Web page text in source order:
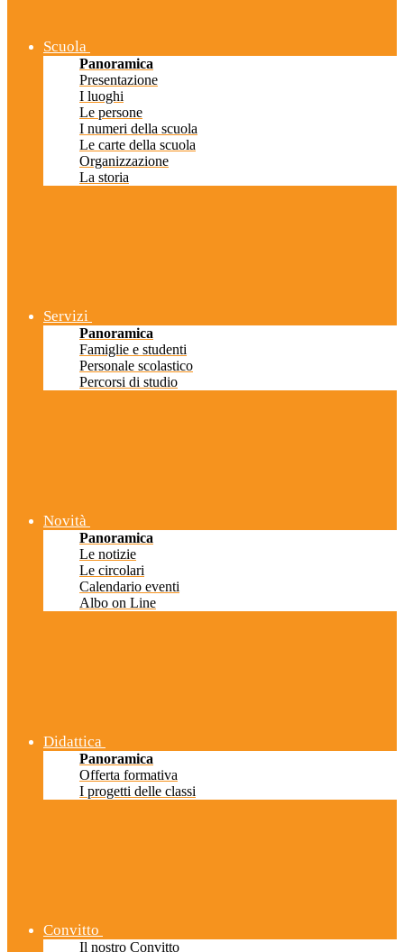
Scuola
Panoramica
Presentazione
I luoghi
Le persone
I numeri della scuola
Le carte della scuola
Organizzazione
La storia
Servizi
Panoramica
Famiglie e studenti
Personale scolastico
Percorsi di studio
Novità
Panoramica
Le notizie
Le circolari
Calendario eventi
Albo on Line
Didattica
Panoramica
Offerta formativa
I progetti delle classi
Convitto
Il nostro Convitto